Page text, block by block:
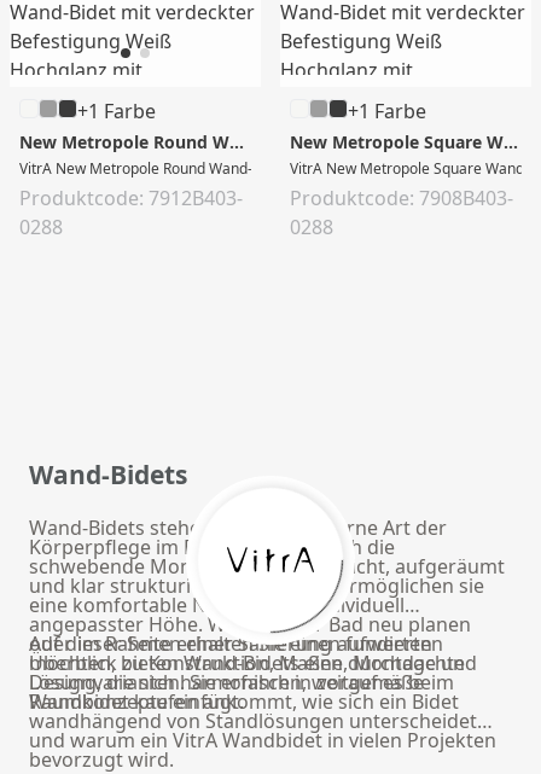
+1 Farbe
New Metropole Round Wand-Bidet 36 x 56,5 x 30,5 cm Weiß Hochglanz
VitrA New Metropole Round Wand-Bidet mit verdeckter Befestigung Weiß
Produktcode: 7912B403-
0288
+1 Farbe
New Metropole Square Wand-Bidet 36 x 56,5 x 30,5 cm Weiß Hochglanz
VitrA New Metropole Square Wand-
Produktcode: 7908B403-
0288
Wand-Bidets
Wand-Bidets stehen für eine moderne Art der
Körperpflege im Badezimmer. Durch die
schwebende Montage wirken sie leicht, aufgeräumt
und klar strukturiert. Gleichzeitig ermöglichen sie
eine komfortable Nutzung auf individuell
angepasster Höhe. Wenn Sie Ihr Bad neu planen
oder im Rahmen einer Sanierung aufwerten
möchten, bieten Wand-Bidets eine durchdachte
Lösung, die sich harmonisch in zeitgemäße
Raumkonzepte einfügt.
Auf dieser Seite erhalten Sie einen fundierten
Überblick zu Konstruktion, Maßen, Montage und
Designvarianten. Sie erfahren, worauf es beim
Wandbidet kaufen ankommt, wie sich ein Bidet
wandhängend von Standlösungen unterscheidet
und warum ein VitrA Wandbidet in vielen Projekten
bevorzugt wird.